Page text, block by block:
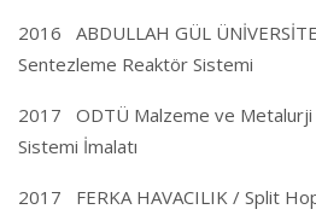
2016 ABDULLAH GÜL
Sentezleme Reaktör Sistemi
2017 ODTÜ Malzeme ve Metalurji
Sistemi İmalatı
2017 FERKA HAVACILIK / Split